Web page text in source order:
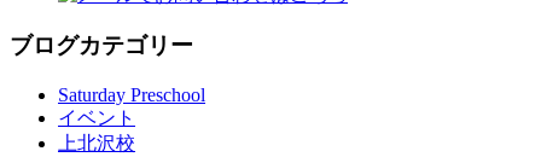
ブログカテゴリー
Saturday Preschool
イベント
上北沢校